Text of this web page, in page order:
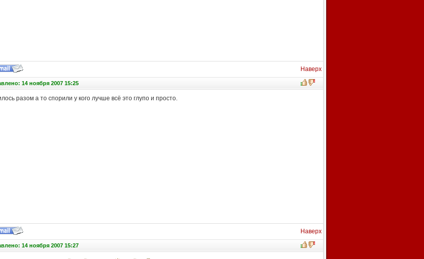
Наверх
14 ноября 2007 15:25
разом а то спорили у кого лучше всё это глупо и просто.
Наверх
14 ноября 2007 15:27